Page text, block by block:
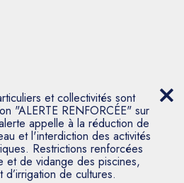
et collectivités sont
"ALERTE RENFORCÉE" sur
appelle à la réduction de
et l'interdiction des activités
Restrictions renforcées
et de vidange des piscines,
de cultures.